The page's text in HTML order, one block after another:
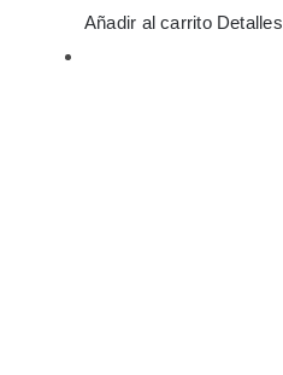
Añadir al carrito Detalles